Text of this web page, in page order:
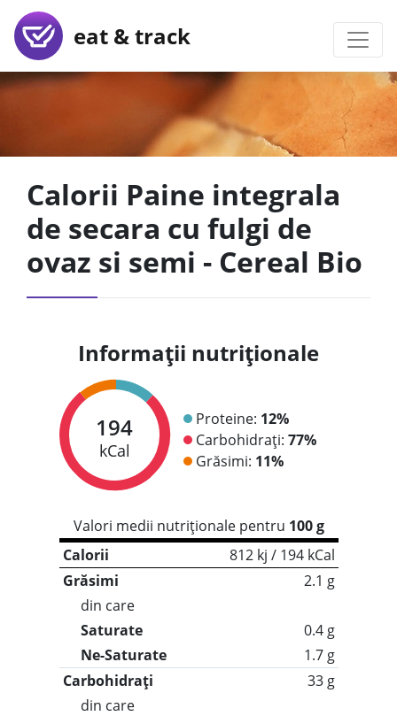
eat & track
Calorii Paine integrala
de secara cu fulgi de
ovaz si semi - Cereal Bio
Informații nutriționale
194
kCal
Proteine: 12%
Carbohidrați: 77%
Grăsimi: 11%
Valori medii nutriționale pentru 100 g
Calorii
812 kj / 194 kCal
Grăsimi
2.1 g
din care
Saturate
0.4 g
Ne-Saturate
1.7 g
Carbohidrați
33 g
din care